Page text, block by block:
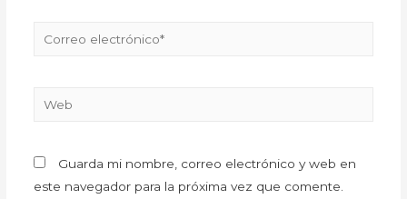
Guarda mi nombre, correo electrónico y web en
este navegador para la próxima vez que comente.